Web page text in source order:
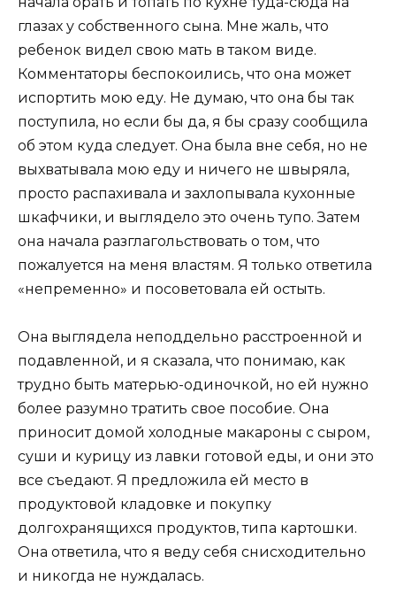
глазах у собственного сына. Мне жаль, что
ребенок видел свою мать в таком виде.
Комментаторы беспокоились, что она может
испортить мою еду. Не думаю, что она бы так
поступила, но если бы да, я бы сразу сообщила
об этом куда следует. Она была вне себя, но не
выхватывала мою еду и ничего не швыряла,
просто распахивала и захлопывала кухонные
шкафчики, и выглядело это очень тупо. Затем
она начала разглагольствовать о том, что
пожалуется на меня властям. Я только ответила
«непременно» и посоветовала ей остыть.
Она выглядела неподдельно расстроенной и
подавленной, и я сказала, что понимаю, как
трудно быть матерью-одиночкой, но ей нужно
более разумно тратить свое пособие. Она
приносит домой холодные макароны с сыром,
суши и курицу из лавки готовой еды, и они это
все съедают. Я предложила ей место в
продуктовой кладовке и покупку
долгохранящихся продуктов, типа картошки.
Она ответила, что я веду себя снисходительно
и никогда не нуждалась.